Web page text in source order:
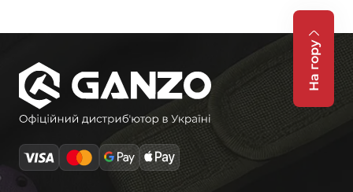
На гору